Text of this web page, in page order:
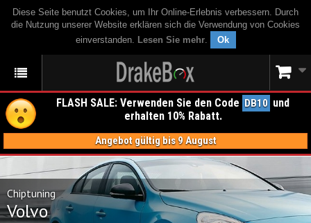
Diese Seite benutzt Cookies, um Ihr Online-Erlebnis verbessern. Durch
die Nutzung unserer Website erklären sich die Verwendung von Cookies
einverstanden. Lesen Sie mehr. Ok
FLASH SALE: Verwenden Sie den Code DB10 und
erhalten 10% Rabatt.
Angebot gültig bis 9 August
Chiptuning
Volvo